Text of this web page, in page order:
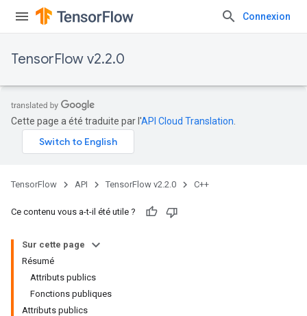
Connexion
TensorFlow v2.2.0
Cette page a été traduite par l'API Cloud Translation
TensorFlow API TensorFlow v2.2.0 C++
Ce contenu vous a-t-il été utile ?
Sur cette page
Résumé
Attributs publics
Fonctions publiques
Attributs publics